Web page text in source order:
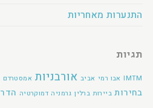
התנערות מאחריות
תגיות
IMTM אבו רמי אביב אורבניות אמסטרדם
בחירות ביירות ברלין גרמניה דמוקרטיה הדר